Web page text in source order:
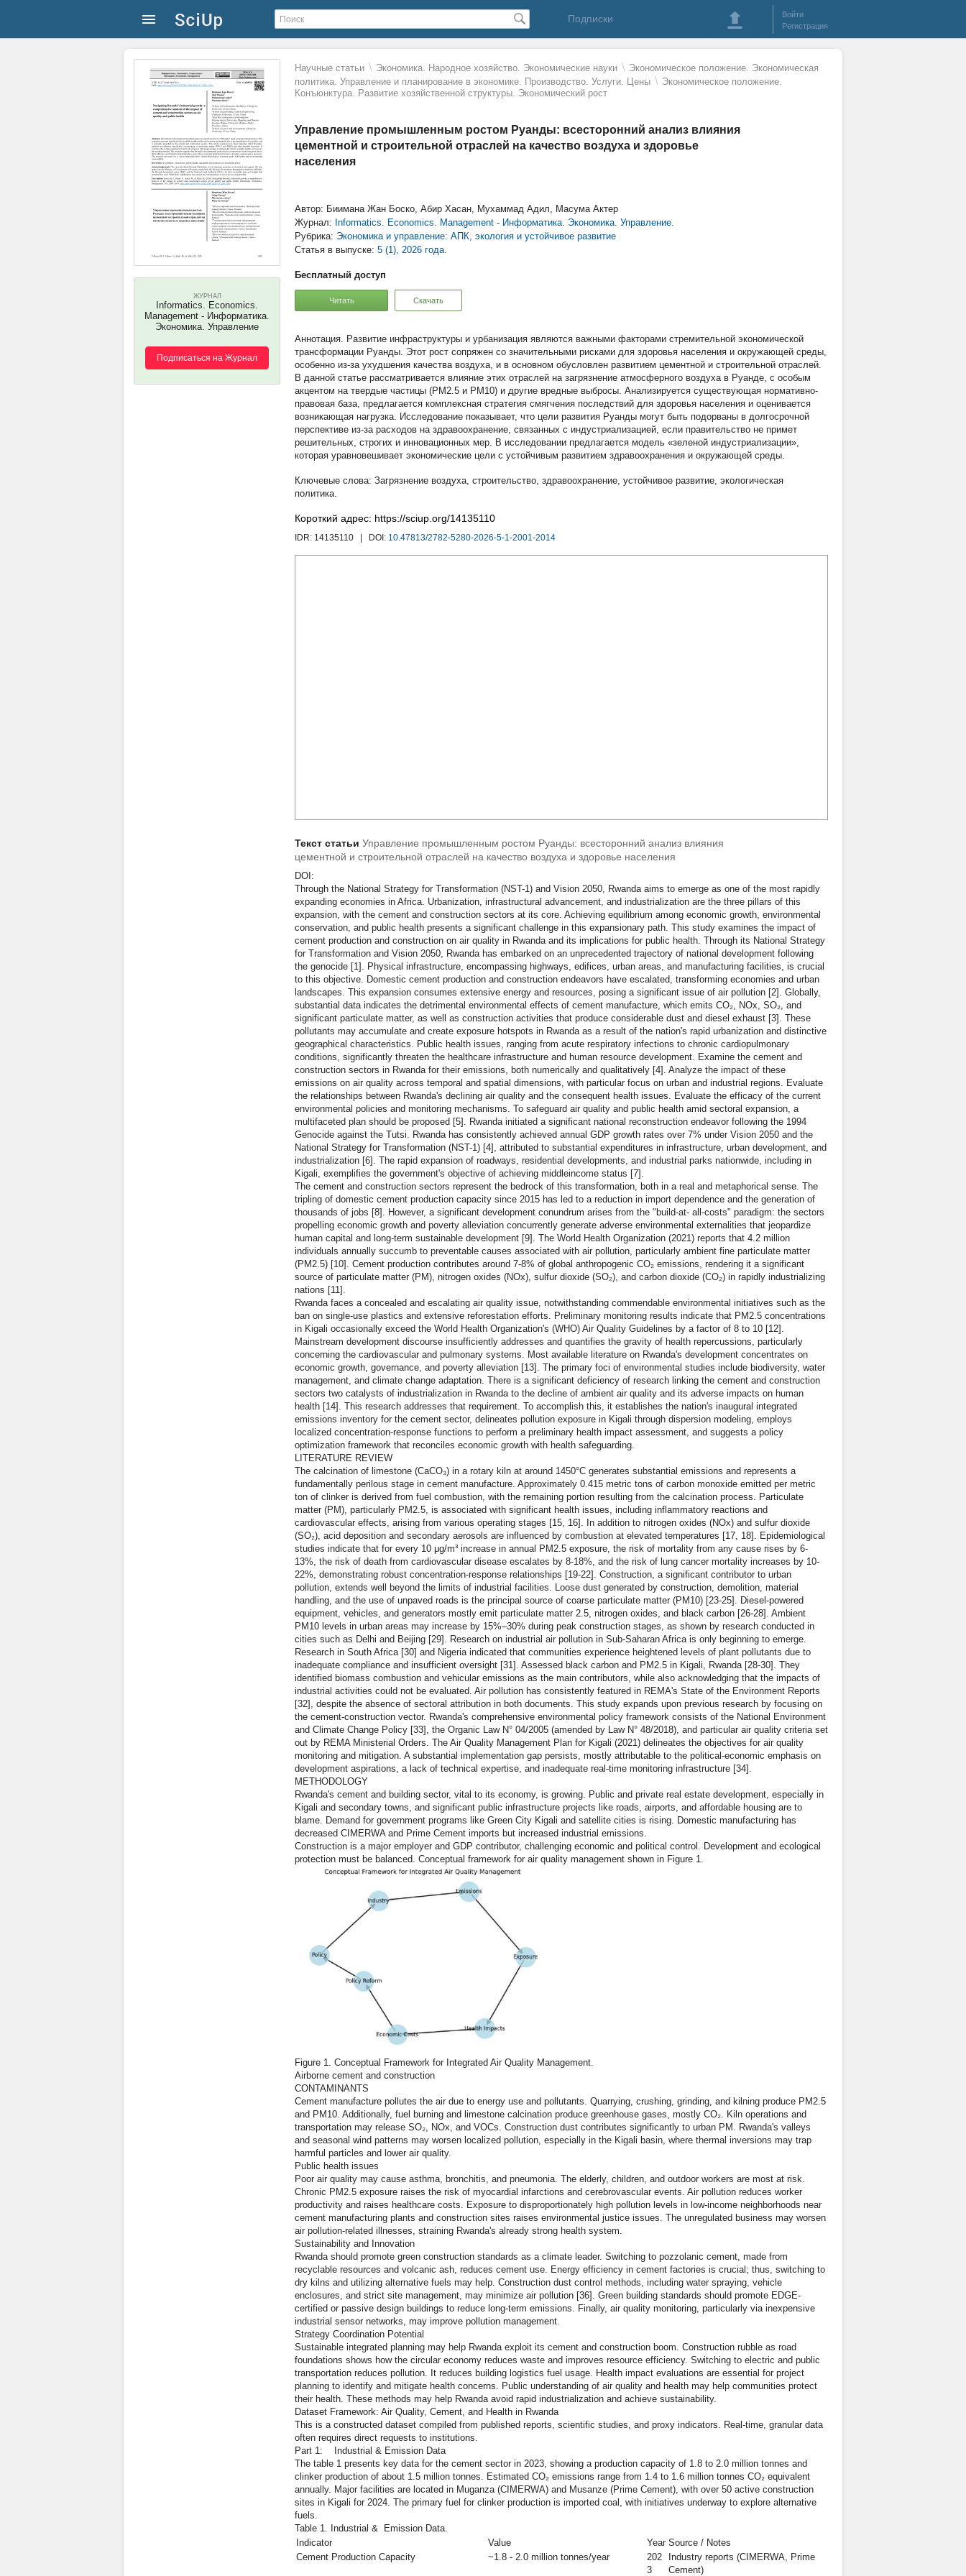
Подписки
Войти
Регистрация
Научные статьи \ Экономика. Народное хозяйство. Экономические науки \ Экономическое положение. Экономическая
политика. Управление и планирование в экономике. Производство. Услуги. Цены \ Экономическое положение.
Конъюнктура. Развитие хозяйственной структуры. Экономический рост
Управление промышленным ростом Руанды: всесторонний анализ влияния
цементной и строительной отраслей на качество воздуха и здоровье
населения
ЖУРНАЛ
Informatics. Economics.
Management - Информатика.
Экономика. Управление
Подписаться на Журнал
Автор: Биимана Жан Боско, Абир Хасан, Мухаммад Адил, Масума Актер
Журнал: Informatics. Economics. Management - Информатика. Экономика. Управление.
Рубрика: Экономика и управление: АПК, экология и устойчивое развитие
Статья в выпуске: 5 (1), 2026 года.
Бесплатный доступ
Читать Скачать
Развитие инфраструктуры и урбанизация являются важными факторами стремительной экономической
трансформации Руанды. Этот рост сопряжен со значительными рисками для здоровья населения и окружающей среды,
особенно из-за ухудшения качества воздуха, и в основном обусловлен развитием цементной и строительной отраслей.
В данной статье рассматривается влияние этих отраслей на загрязнение атмосферного воздуха в Руанде, с особым
акцентом на твердые частицы (PM2.5 и PM10) и другие вредные выбросы. Анализируется существующая нормативно-
правовая база, предлагается комплексная стратегия смягчения последствий для здоровья населения и оценивается
возникающая нагрузка. Исследование показывает, что цели развития Руанды могут быть подорваны в долгосрочной
перспективе из-за расходов на здравоохранение, связанных с индустриализацией, если правительство не примет
решительных, строгих и инновационных мер. В исследовании предлагается модель «зеленой индустриализации»,
которая уравновешивает экономические цели с устойчивым развитием здравоохранения и окружающей среды.
Загрязнение воздуха, строительство, здравоохранение, устойчивое развитие, экологическая
политика.
Короткий адрес: https://sciup.org/14135110
IDR: 14135110 | DOI: 10.47813/2782-5280-2026-5-1-2001-2014
Текст статьи Управление промышленным ростом Руанды: всесторонний анализ влияния
цементной и строительной отраслей на качество воздуха и здоровье населения
DOI:
Through the National Strategy for Transformation (NST-1) and Vision 2050, Rwanda aims to emerge as one of the most rapidly
expanding economies in Africa. Urbanization, infrastructural advancement, and industrialization are the three pillars of this
expansion, with the cement and construction sectors at its core. Achieving equilibrium among economic growth, environmental
conservation, and public health presents a significant challenge in this expansionary path. This study examines the impact of
cement production and construction on air quality in Rwanda and its implications for public health. Through its National Strategy
for Transformation and Vision 2050, Rwanda has embarked on an unprecedented trajectory of national development following
the genocide [1]. Physical infrastructure, encompassing highways, edifices, urban areas, and manufacturing facilities, is crucial
to this objective. Domestic cement production and construction endeavors have escalated, transforming economies and urban
landscapes. This expansion consumes extensive energy and resources, posing a significant issue of air pollution [2]. Globally,
substantial data indicates the detrimental environmental effects of cement manufacture, which emits CO₂, NOx, SO₂, and
significant particulate matter, as well as construction activities that produce considerable dust and diesel exhaust [3]. These
pollutants may accumulate and create exposure hotspots in Rwanda as a result of the nation's rapid urbanization and distinctive
geographical characteristics. Public health issues, ranging from acute respiratory infections to chronic cardiopulmonary
conditions, significantly threaten the healthcare infrastructure and human resource development. Examine the cement and
construction sectors in Rwanda for their emissions, both numerically and qualitatively [4]. Analyze the impact of these
emissions on air quality across temporal and spatial dimensions, with particular focus on urban and industrial regions. Evaluate
the relationships between Rwanda's declining air quality and the consequent health issues. Evaluate the efficacy of the current
environmental policies and monitoring mechanisms. To safeguard air quality and public health amid sectoral expansion, a
multifaceted plan should be proposed [5]. Rwanda initiated a significant national reconstruction endeavor following the 1994
Genocide against the Tutsi. Rwanda has consistently achieved annual GDP growth rates over 7% under Vision 2050 and the
National Strategy for Transformation (NST-1) [4], attributed to substantial expenditures in infrastructure, urban development, and
industrialization [6]. The rapid expansion of roadways, residential developments, and industrial parks nationwide, including in
Kigali, exemplifies the government's objective of achieving middleincome status [7].
The cement and construction sectors represent the bedrock of this transformation, both in a real and metaphorical sense. The
tripling of domestic cement production capacity since 2015 has led to a reduction in import dependence and the generation of
thousands of jobs [8]. However, a significant development conundrum arises from the "build-at- all-costs" paradigm: the sectors
propelling economic growth and poverty alleviation concurrently generate adverse environmental externalities that jeopardize
human capital and long-term sustainable development [9]. The World Health Organization (2021) reports that 4.2 million
individuals annually succumb to preventable causes associated with air pollution, particularly ambient fine particulate matter
(PM2.5) [10]. Cement production contributes around 7-8% of global anthropogenic CO₂ emissions, rendering it a significant
source of particulate matter (PM), nitrogen oxides (NOx), sulfur dioxide (SO₂), and carbon dioxide (CO₂) in rapidly industrializing
nations [11].
Rwanda faces a concealed and escalating air quality issue, notwithstanding commendable environmental initiatives such as the
ban on single-use plastics and extensive reforestation efforts. Preliminary monitoring results indicate that PM2.5 concentrations
in Kigali occasionally exceed the World Health Organization's (WHO) Air Quality Guidelines by a factor of 8 to 10 [12].
Mainstream development discourse insufficiently addresses and quantifies the gravity of health repercussions, particularly
concerning the cardiovascular and pulmonary systems. Most available literature on Rwanda's development concentrates on
economic growth, governance, and poverty alleviation [13]. The primary foci of environmental studies include biodiversity, water
management, and climate change adaptation. There is a significant deficiency of research linking the cement and construction
sectors two catalysts of industrialization in Rwanda to the decline of ambient air quality and its adverse impacts on human
health [14]. This research addresses that requirement. To accomplish this, it establishes the nation's inaugural integrated
emissions inventory for the cement sector, delineates pollution exposure in Kigali through dispersion modeling, employs
localized concentration-response functions to perform a preliminary health impact assessment, and suggests a policy
optimization framework that reconciles economic growth with health safeguarding.
LITERATURE REVIEW
The calcination of limestone (CaCO₃) in a rotary kiln at around 1450°C generates substantial emissions and represents a
fundamentally perilous stage in cement manufacture. Approximately 0.415 metric tons of carbon monoxide emitted per metric
ton of clinker is derived from fuel combustion, with the remaining portion resulting from the calcination process. Particulate
matter (PM), particularly PM2.5, is associated with significant health issues, including inflammatory reactions and
cardiovascular effects, arising from various operating stages [15, 16]. In addition to nitrogen oxides (NOx) and sulfur dioxide
(SO₂), acid deposition and secondary aerosols are influenced by combustion at elevated temperatures [17, 18]. Epidemiological
studies indicate that for every 10 μg/m³ increase in annual PM2.5 exposure, the risk of mortality from any cause rises by 6-
13%, the risk of death from cardiovascular disease escalates by 8-18%, and the risk of lung cancer mortality increases by 10-
22%, demonstrating robust concentration-response relationships [19-22]. Construction, a significant contributor to urban
pollution, extends well beyond the limits of industrial facilities. Loose dust generated by construction, demolition, material
handling, and the use of unpaved roads is the principal source of coarse particulate matter (PM10) [23-25]. Diesel-powered
equipment, vehicles, and generators mostly emit particulate matter 2.5, nitrogen oxides, and black carbon [26-28]. Ambient
PM10 levels in urban areas may increase by 15%–30% during peak construction stages, as shown by research conducted in
cities such as Delhi and Beijing [29]. Research on industrial air pollution in Sub-Saharan Africa is only beginning to emerge.
Research in South Africa [30] and Nigeria indicated that communities experience heightened levels of plant pollutants due to
inadequate compliance and insufficient oversight [31]. Assessed black carbon and PM2.5 in Kigali, Rwanda [28-30]. They
identified biomass combustion and vehicular emissions as the main contributors, while also acknowledging that the impacts of
industrial activities could not be evaluated. Air pollution has consistently featured in REMA's State of the Environment Reports
[32], despite the absence of sectoral attribution in both documents. This study expands upon previous research by focusing on
the cement-construction vector. Rwanda's comprehensive environmental policy framework consists of the National Environment
and Climate Change Policy [33], the Organic Law N° 04/2005 (amended by Law N° 48/2018), and particular air quality criteria set
out by REMA Ministerial Orders. The Air Quality Management Plan for Kigali (2021) delineates the objectives for air quality
monitoring and mitigation. A substantial implementation gap persists, mostly attributable to the political-economic emphasis on
development aspirations, a lack of technical expertise, and inadequate real-time monitoring infrastructure [34].
METHODOLOGY
Rwanda's cement and building sector, vital to its economy, is growing. Public and private real estate development, especially in
Kigali and secondary towns, and significant public infrastructure projects like roads, airports, and affordable housing are to
blame. Demand for government programs like Green City Kigali and satellite cities is rising. Domestic manufacturing has
decreased CIMERWA and Prime Cement imports but increased industrial emissions.
Construction is a major employer and GDP contributor, challenging economic and political control. Development and ecological
protection must be balanced. Conceptual framework for air quality management shown in Figure 1.
Figure 1. Conceptual Framework for Integrated Air Quality Management.
Airborne cement and construction
CONTAMINANTS
Cement manufacture pollutes the air due to energy use and pollutants. Quarrying, crushing, grinding, and kilning produce PM2.5
and PM10. Additionally, fuel burning and limestone calcination produce greenhouse gases, mostly CO₂. Kiln operations and
transportation may release SO₂, NOx, and VOCs. Construction dust contributes significantly to urban PM. Rwanda's valleys
and seasonal wind patterns may worsen localized pollution, especially in the Kigali basin, where thermal inversions may trap
harmful particles and lower air quality.
Public health issues
Poor air quality may cause asthma, bronchitis, and pneumonia. The elderly, children, and outdoor workers are most at risk.
Chronic PM2.5 exposure raises the risk of myocardial infarctions and cerebrovascular events. Air pollution reduces worker
productivity and raises healthcare costs. Exposure to disproportionately high pollution levels in low-income neighborhoods near
cement manufacturing plants and construction sites raises environmental justice issues. The unregulated business may worsen
air pollution-related illnesses, straining Rwanda's already strong health system.
Sustainability and Innovation
Rwanda should promote green construction standards as a climate leader. Switching to pozzolanic cement, made from
recyclable resources and volcanic ash, reduces cement use. Energy efficiency in cement factories is crucial; thus, switching to
dry kilns and utilizing alternative fuels may help. Construction dust control methods, including water spraying, vehicle
enclosures, and strict site management, may minimize air pollution [36]. Green building standards should promote EDGE-
certified or passive design buildings to reduce long-term emissions. Finally, air quality monitoring, particularly via inexpensive
industrial sensor networks, may improve pollution management.
Strategy Coordination Potential
Sustainable integrated planning may help Rwanda exploit its cement and construction boom. Construction rubble as road
foundations shows how the circular economy reduces waste and improves resource efficiency. Switching to electric and public
transportation reduces pollution. It reduces building logistics fuel usage. Health impact evaluations are essential for project
planning to identify and mitigate health concerns. Public understanding of air quality and health may help communities protect
their health. These methods may help Rwanda avoid rapid industrialization and achieve sustainability.
Dataset Framework: Air Quality, Cement, and Health in Rwanda
This is a constructed dataset compiled from published reports, scientific studies, and proxy indicators. Real-time, granular data
often requires direct requests to institutions.
Part 1: Industrial & Emission Data
The table 1 presents key data for the cement sector in 2023, showing a production capacity of 1.8 to 2.0 million tonnes and
clinker production of about 1.5 million tonnes. Estimated CO₂ emissions range from 1.4 to 1.6 million tonnes CO₂ equivalent
annually. Major facilities are located in Muganza (CIMERWA) and Musanze (Prime Cement), with over 50 active construction
sites in Kigali for 2024. The primary fuel for clinker production is imported coal, with initiatives underway to explore alternative
fuels.
Table 1. Industrial &
Emission Data.
Indicator
Value Year Source / Notes
Cement Production Capacity
~1.8 - 2.0 million tonnes/year
202
3
Industry reports (CIMERWA, Prime
Cement)